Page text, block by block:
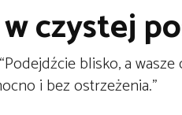
czystej
blisko, a wasze
i bez ostrzeżenia.”